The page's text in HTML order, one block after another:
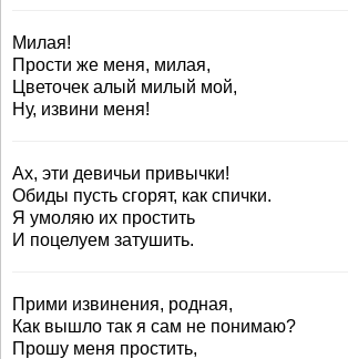
Милая!
Прости же меня, милая,
Цветочек алый милый мой,
Ну, извини меня!
Ах, эти девичьи привычки!
Обиды пусть сгорят, как спички.
Я умоляю их простить
И поцелуем затушить.
Прими извинения, родная,
Как вышло так я сам не понимаю?
Прошу меня простить,